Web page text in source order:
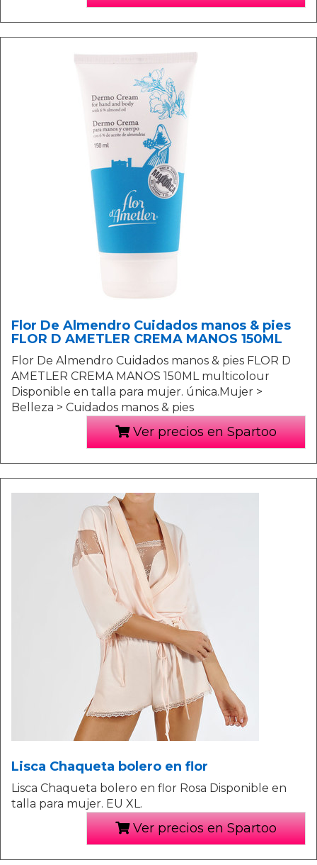
Flor De Almendro Cuidados manos & pies
FLOR D AMETLER CREMA MANOS 150ML
Flor De Almendro Cuidados manos & pies FLOR D
AMETLER CREMA MANOS 150ML multicolour
Disponible en talla para mujer. única.Mujer >
Belleza > Cuidados manos & pies
Ver precios en Spartoo
Lisca Chaqueta bolero en flor
Lisca Chaqueta bolero en flor Rosa Disponible en
talla para mujer. EU XL.
Ver precios en Spartoo